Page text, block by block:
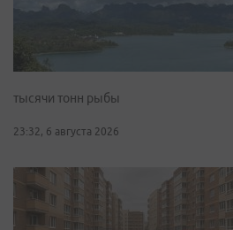
тысячи тонн рыбы
23:32, 6 августа 2026